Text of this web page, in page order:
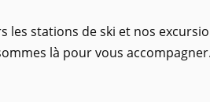
les stations de ski et nos
là pour vous accompagner.